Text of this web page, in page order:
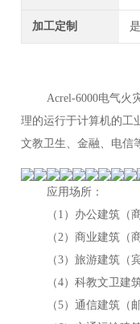
加工定制
Acrel-6000电气火
理的运行于计算机的工
文教卫生、金融、电信
应用场所：
（1）办公建筑（
（2）商业建筑（
（3）旅游建筑（
（4）科教文卫建
（5）通信建筑（